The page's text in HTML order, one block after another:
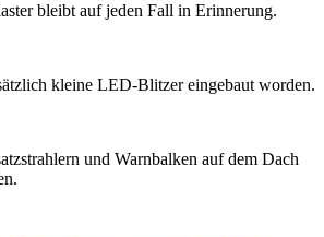
bleibt auf jeden Fall in Erinnerung.
kleine LED-Blitzer eingebaut worden.
und Warnbalken auf dem Dach